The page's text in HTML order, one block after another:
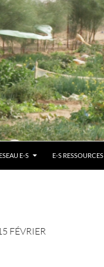
E-S E-S RESSOURCES
FÉVRIER